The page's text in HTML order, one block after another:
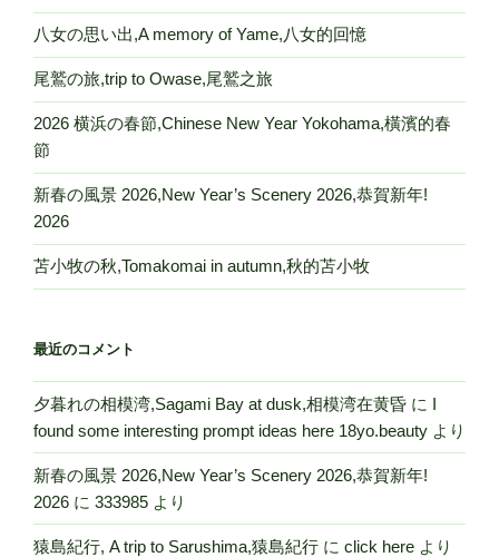
八女の思い出,A memory of Yame,八女的回憶
尾鷲の旅,trip to Owase,尾鷲之旅
2026 横浜の春節,Chinese New Year Yokohama,橫濱的春
節
新春の風景 2026,New Year’s Scenery 2026,恭賀新年!
2026
苫小牧の秋,Tomakomai in autumn,秋的苫小牧
最近のコメント
夕暮れの相模湾,Sagami Bay at dusk,相模湾在黄昏 に I
found some interesting prompt ideas here 18yo.beauty より
新春の風景 2026,New Year’s Scenery 2026,恭賀新年!
2026 に 333985 より
猿島紀行, A trip to Sarushima,猿島紀行 に click here より